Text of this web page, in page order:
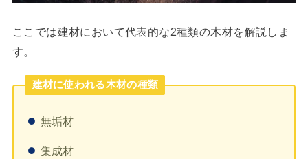
ここでは建材において代表的な2種類の木材を解説しま
す。
建材に使われる木材の種類
無垢材
集成材